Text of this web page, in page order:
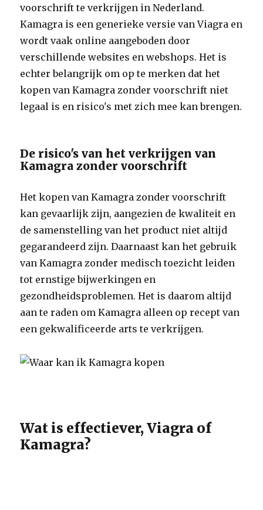
voorschrift te verkrijgen in Nederland.
Kamagra is een generieke versie van Viagra en
wordt vaak online aangeboden door
verschillende websites en webshops. Het is
echter belangrijk om op te merken dat het
kopen van Kamagra zonder voorschrift niet
legaal is en risico's met zich mee kan brengen.
De risico's van het verkrijgen van
Kamagra zonder voorschrift
Het kopen van Kamagra zonder voorschrift
kan gevaarlijk zijn, aangezien de kwaliteit en
de samenstelling van het product niet altijd
gegarandeerd zijn. Daarnaast kan het gebruik
van Kamagra zonder medisch toezicht leiden
tot ernstige bijwerkingen en
gezondheidsproblemen. Het is daarom altijd
aan te raden om Kamagra alleen op recept van
een gekwalificeerde arts te verkrijgen.
Wat is effectiever, Viagra of
Kamagra?